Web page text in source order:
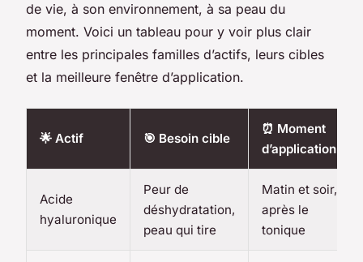
de vie, à son environnement, à sa peau du
moment. Voici un tableau pour y voir plus clair
entre les principales familles d’actifs, leurs cibles
et la meilleure fenêtre d’application.
🌟 Actif 🎯 Besoin cible
⏰ Moment
d’application
Acide
hyaluronique
Peur de
déshydratation,
peau qui tire
Matin et soir,
après le
tonique